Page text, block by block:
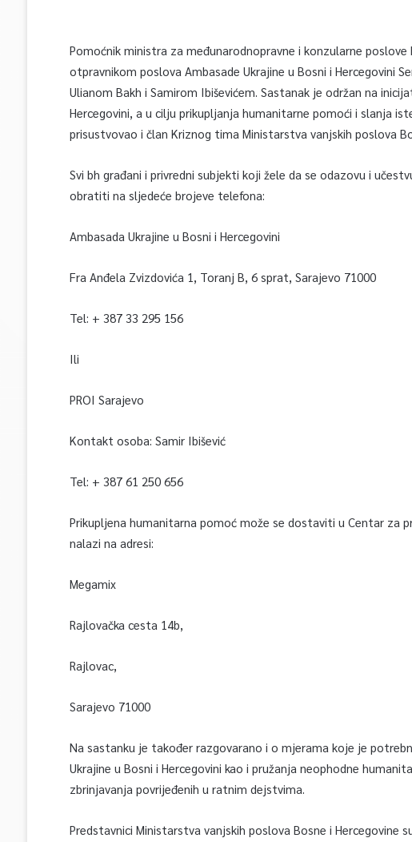
Pomoćnik ministra za međunarodnopravne i konzularne
otpravnikom poslova Ambasade Ukrajine u Bosni i Hercegovini
Ulianom Bakh i Samirom Ibiševićem. Sastanak je održan na
Hercegovini, a u cilju prikupljanja humanitarne pomoći i slanja
prisustvovao i član Kriznog tima Ministarstva vanjskih poslova
Svi bh građani i privredni subjekti koji žele da se odazovu i
obratiti na sljedeće brojeve telefona:
Ambasada Ukrajine u Bosni i Hercegovini
Fra Anđela Zvizdovića 1, Toranj B, 6 sprat, Sarajevo 71000
Tel: + 387 33 295 156
Ili
PROI Sarajevo
Kontakt osoba: Samir Ibišević
Tel: + 387 61 250 656
Prikupljena humanitarna pomoć može se dostaviti u Centar za
nalazi na adresi:
Megamix
Rajlovačka cesta 14b,
Rajlovac,
Sarajevo 71000
Na sastanku je također razgovarano i o mjerama koje je
Ukrajine u Bosni i Hercegovini kao i pružanja neophodne
zbrinjavanja povrijeđenih u ratnim dejstvima.
Predstavnici Ministarstva vanjskih poslova Bosne i